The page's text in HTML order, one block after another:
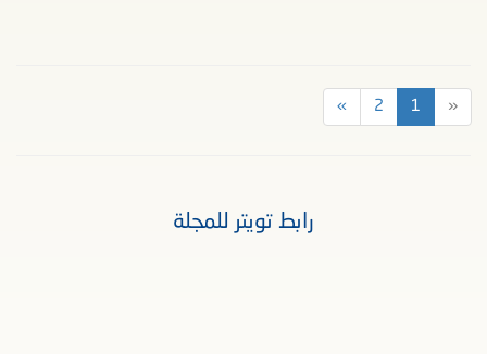
«
1
2
»
رابط تويتر للمجلة